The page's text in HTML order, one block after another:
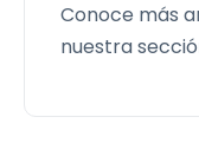
Conoce más
nuestra